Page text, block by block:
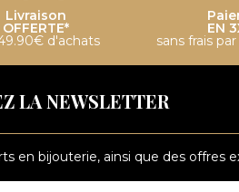
Livraison
OFFERTE*
d'achats
EN
sans frais
LA NEWSLETTER
en bijouterie, ainsi que des offres